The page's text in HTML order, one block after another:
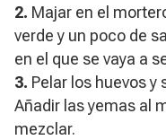
2. Majar en el
verde y un poco de
en el que se vaya a
3. Pelar los huevos y
Añadir las yemas al
mezclar.